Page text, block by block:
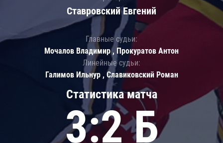
Статистика матча
3:2 Б
Ставровский Евгений
Главные судьи:
Мочалов Владимир , Прокуратов Антон
Линейные судьи:
Галимов Ильнур , Славиковский Роман